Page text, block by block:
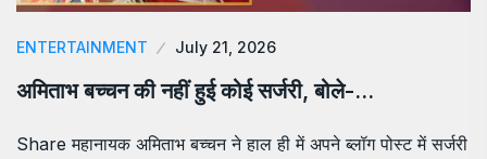
ENTERTAINMENT July 21, 2026
अमिताभ बच्चन की नहीं हुई कोई सर्जरी, बोले-…
Share महानायक अमिताभ बच्चन ने हाल ही में अपने ब्लॉग पोस्ट में सर्जरी